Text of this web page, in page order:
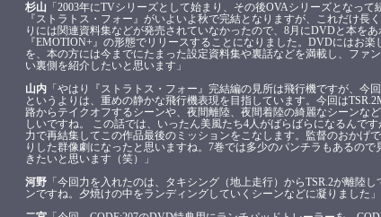
杉山 「2003年にTVシリーズとして始まり、その後OVAシリーズとなって
『ストラトス・フォー』がいよいよ秋で完結となりますが、これだけ長
りには関連資料集などが発売されていなかったので、8月にDVDと本をあ
『EMOTION+』の形態でリリースすることになりました。DVDにはお楽
を、本の方には今までにたまった設定資料集や裏話などを満載し、ファ
い裏側を紹介したいと思います」
山内「やはり『ストラトス・フォー』完結編の見所は飛行機ですが、今
というよりは、重めの静かな飛行機表現を目指しています。今回は
路からテイクオフするシーンや、夜間離陸、夜間着陸の綺麗なシーンな
しいですね。 この話では、いったん美風たち4人がばらばらになるんで
力で再結集してこの作品最後のミッションをこなします。監督のおかげ
りした群像劇になったと思いますね。7巻では多少のパンチラもあるので
きたいと思います（笑）」
河野「今回力を入れたのは、タキシング（地上走行）からTSR.2が離陸し
ンですね。夕焼けの中をランディングしていくシーンなどに凝りました」